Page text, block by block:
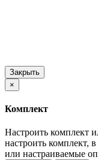
Закрыть
×
Комплект
Настроить комплект
настроить комплект,
или настраиваемые